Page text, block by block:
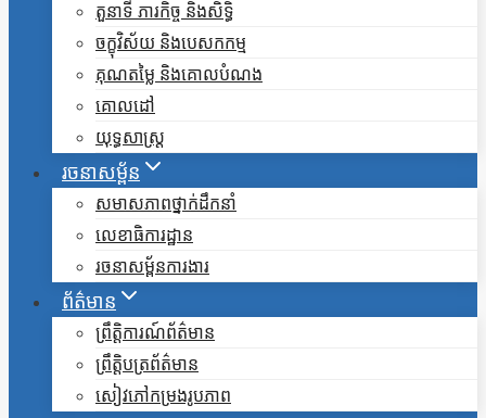
តួនាទី ភារកិច្ច និងសិទ្ធិ
ចក្ខុវិស័យ និងបេសកកម្ម
គុណតម្លៃ និងគោលបំណង
គោលដៅ
យុទ្ធសាស្ត្រ
រចនាសម្ព័ន
សមាសភាពថ្នាក់ដឹកនាំ
លេខាធិការដ្ឋាន
រចនាសម្ព័នការងារ
ព័ត៌មាន
ព្រឹត្តិការណ៍ព័ត៌មាន
ព្រឹត្តិបត្រព័ត៌មាន
សៀវភៅកម្រងរូបភាព